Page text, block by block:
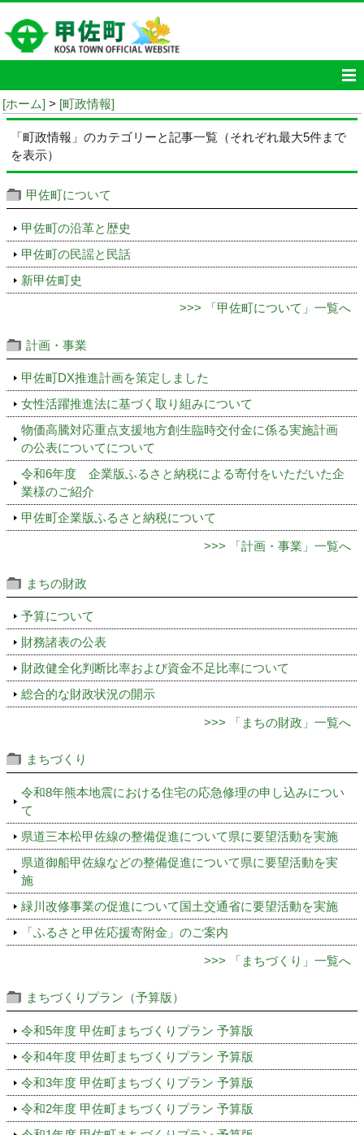
[ホーム] > [町政情報]
「町政情報」のカテゴリーと記事一覧（それぞれ最大5件まで
を表示）
甲佐町について
甲佐町の沿革と歴史
甲佐町の民謡と民話
新甲佐町史
>>> 「甲佐町について」一覧へ
計画・事業
甲佐町DX推進計画を策定しました
女性活躍推進法に基づく取り組みについて
物価高騰対応重点支援地方創生臨時交付金に係る実施計画
の公表についてについて
令和6年度 企業版ふるさと納税による寄付をいただいた企
業様のご紹介
甲佐町企業版ふるさと納税について
>>> 「計画・事業」一覧へ
まちの財政
予算について
財務諸表の公表
財政健全化判断比率および資金不足比率について
総合的な財政状況の開示
>>> 「まちの財政」一覧へ
まちづくり
令和8年熊本地震における住宅の応急修理の申し込みについ
て
県道三本松甲佐線の整備促進について県に要望活動を実施
県道御船甲佐線などの整備促進について県に要望活動を実
施
緑川改修事業の促進について国土交通省に要望活動を実施
「ふるさと甲佐応援寄附金」のご案内
>>> 「まちづくり」一覧へ
まちづくりプラン（予算版）
令和5年度 甲佐町まちづくりプラン 予算版
令和4年度 甲佐町まちづくりプラン 予算版
令和3年度 甲佐町まちづくりプラン 予算版
令和2年度 甲佐町まちづくりプラン 予算版